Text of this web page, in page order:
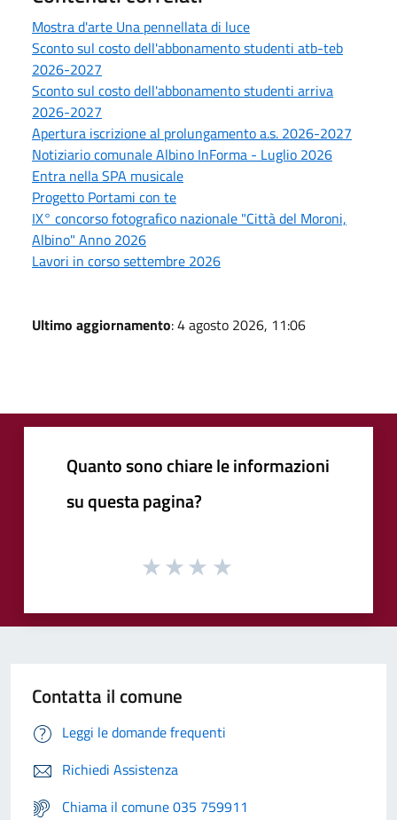
Mostra d'arte Una pennellata di luce
Sconto sul costo dell'abbonamento studenti atb-teb
2026-2027
Sconto sul costo dell'abbonamento studenti arriva
2026-2027
Apertura iscrizione al prolungamento a.s. 2026-2027
Notiziario comunale Albino InForma - Luglio 2026
Entra nella SPA musicale
Progetto Portami con te
IX° concorso fotografico nazionale "Città del Moroni,
Albino" Anno 2026
Lavori in corso settembre 2026
Ultimo aggiornamento: 4 agosto 2026, 11:06
Quanto sono chiare le informazioni
su questa pagina?
Contatta il comune
Leggi le domande frequenti
Richiedi Assistenza
Chiama il comune 035 759911